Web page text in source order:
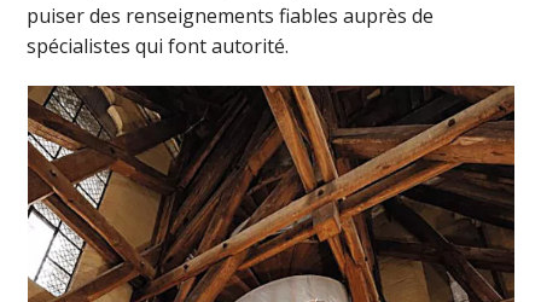
puiser des renseignements fiables auprès de
spécialistes qui font autorité.